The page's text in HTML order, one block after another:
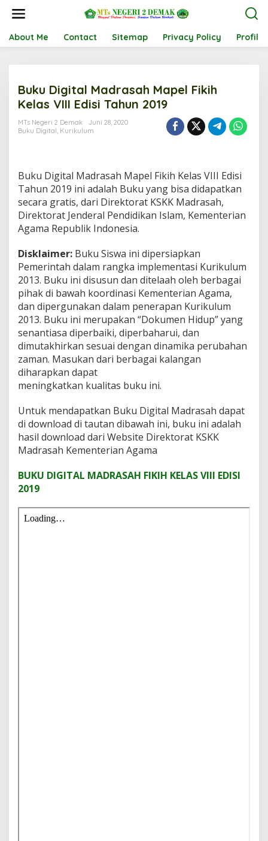
t
About Me Contact Sitemap Privacy Policy Profil
Buku Digital Madrasah Mapel Fikih
Kelas VIII Edisi Tahun 2019
MTs Negeri 2 Demak
Juni 28, 2020
Buku Digital, Kurikulum
Buku Digital Madrasah Mapel Fikih Kelas VIII Edisi
Tahun 2019 ini adalah Buku yang bisa didapatkan
secara gratis, dari Direktorat KSKK Madrasah,
Direktorat Jenderal Pendidikan Islam, Kementerian
Agama Republik Indonesia.
Disklaimer: Buku Siswa ini dipersiapkan
Pemerintah dalam rangka implementasi Kurikulum
2013. Buku ini disusun dan ditelaah oleh berbagai
pihak di bawah koordinasi Kementerian Agama,
dan dipergunakan dalam penerapan Kurikulum
2013. Buku ini merupakan “Dokumen Hidup” yang
senantiasa diperbaiki, diperbaharui, dan
dimutakhirkan sesuai dengan dinamika perubahan
zaman. Masukan dari berbagai kalangan
diharapkan dapat
meningkatkan kualitas buku ini.
Untuk mendapatkan Buku Digital Madrasah dapat
di download di tautan dibawah ini, buku ini adalah
hasil download dari Website Direktorat KSKK
Madrasah Kementerian Agama
BUKU DIGITAL MADRASAH FIKIH KELAS VIII EDISI
2019